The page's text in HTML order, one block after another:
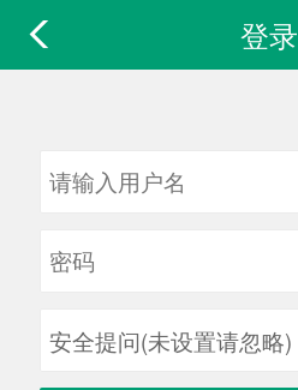
登录
安全提问(未设置请忽略)